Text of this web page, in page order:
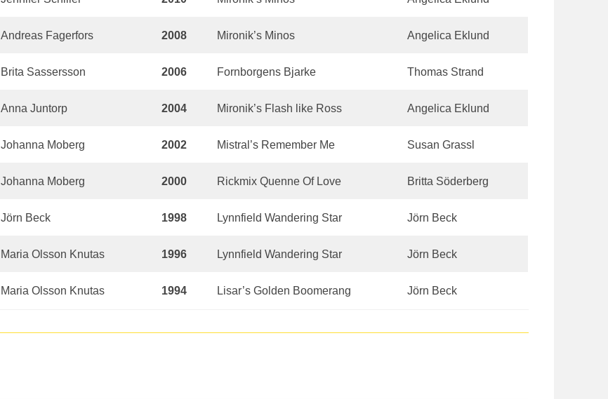
Andreas Fagerfors 2008 Mironik’s Minos Angelica Eklund
Brita Sassersson 2006 Fornborgens Bjarke Thomas Strand
Anna Juntorp 2004 Mironik’s Flash like Ross Angelica Eklund
Johanna Moberg 2002 Mistral’s Remember Me Susan Grassl
Johanna Moberg 2000 Rickmix Quenne Of Love Britta Söderberg
Jörn Beck 1998 Lynnfield Wandering Star Jörn Beck
Maria Olsson Knutas 1996 Lynnfield Wandering Star Jörn Beck
Maria Olsson Knutas 1994 Lisar’s Golden Boomerang Jörn Beck